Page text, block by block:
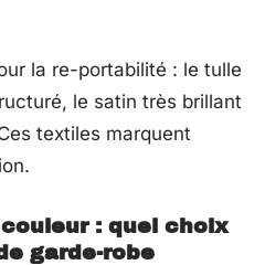
la re-portabilité : le tulle
le satin très brillant
textiles marquent
: quel choix
garde-robe